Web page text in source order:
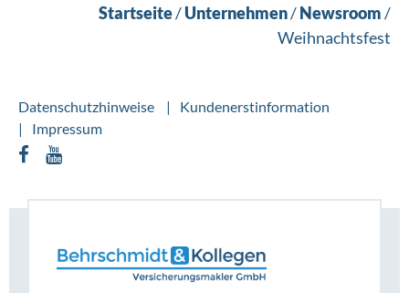
Startseite/Unternehmen/Newsroom/
Weihnachtsfest
Datenschutzhinweise
Kundenerstinformation
Impressum